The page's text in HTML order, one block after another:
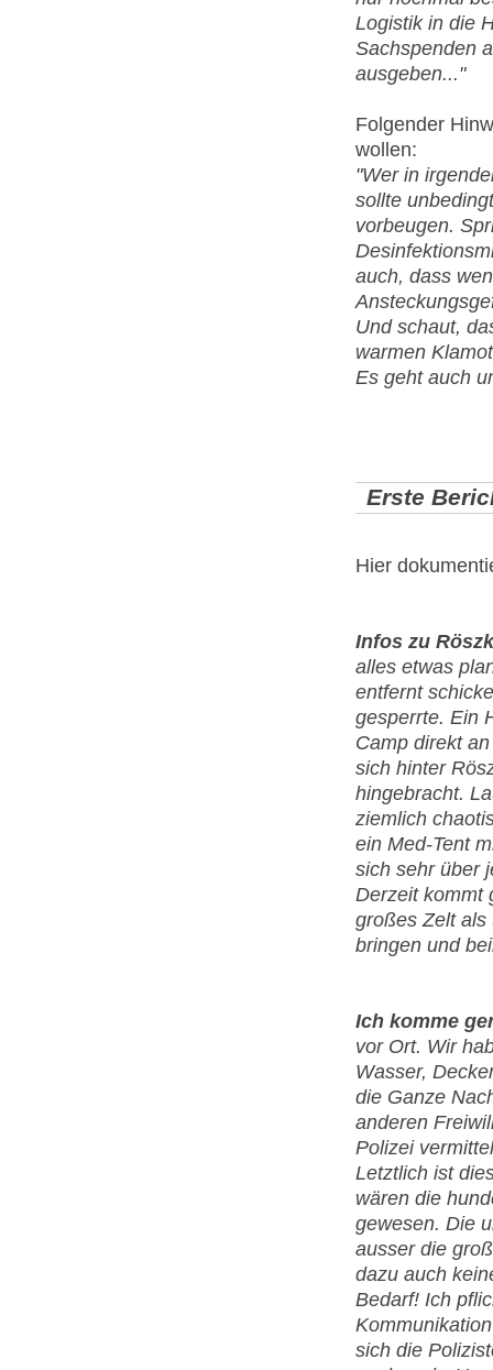
Logistik in die
Sachspenden
ausgeben..."
Folgender
wollen:
"Wer in
sollte
vorbeugen.
auch, dass
Und schaut,
warmen
Es geht auch
Erste
Hier
Infos zu
alles etwas
entfernt
gesperrte. Ein
Camp direkt
sich hinter
hingebracht.
ziemlich
ein Med-Tent
sich sehr über
Derzeit kommt
großes Zelt als
bringen und
Ich komme
vor Ort. Wir
Wasser,
die Ganze
anderen
Polizei
Letztlich ist
wären die
gewesen. Die
ausser die
dazu auch
Bedarf! Ich
sich die